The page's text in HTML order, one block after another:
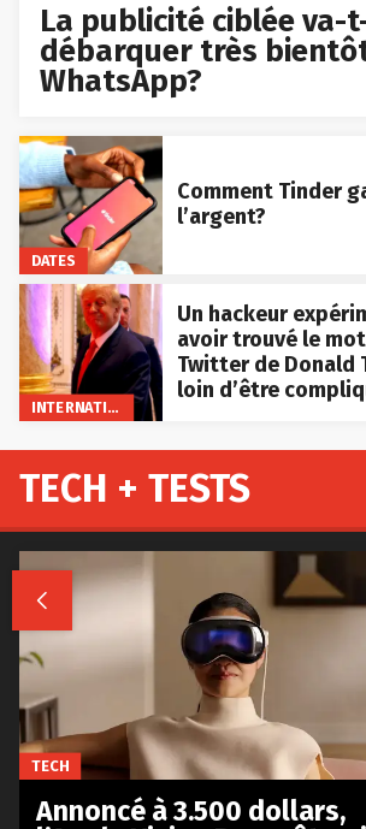
La publicité ciblée va-
débarquer très
WhatsApp?
DATES
Comment Tinder
l’argent?
INTERNATIONAL
Un hackeur
avoir trouvé le
Twitter de Donald
loin d’être
TECH + TESTS

TECH
Annoncé à 3.500 dollars,